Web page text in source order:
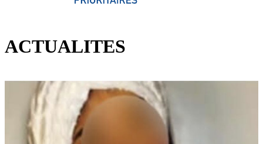
ACTUALITES